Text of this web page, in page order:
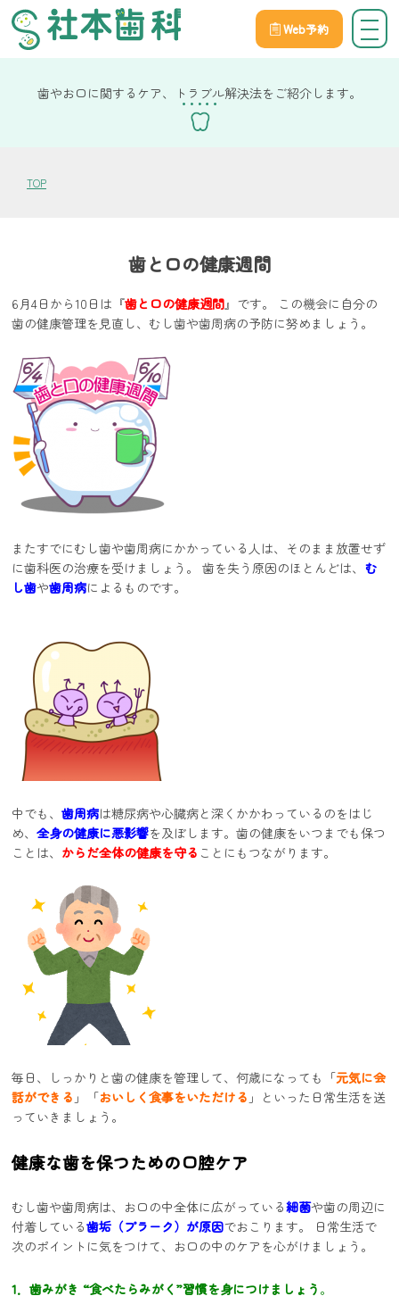
Web予約
院長社本の健康コラム
歯やお口に関するケア、トラブル解決法をご紹介します。
TOP
歯と口の健康週間
6月4日から10日は『歯と口の健康週間』です。 この機会に自分の
歯の健康管理を見直し、むし歯や歯周病の予防に努めましょう。
またすでにむし歯や歯周病にかかっている人は、そのまま放置せず
に歯科医の治療を受けましょう。 歯を失う原因のほとんどは、 む
し歯や歯周病によるものです。
中でも、歯周病は糖尿病や心臓病と深くかかわっているのをはじ
め、全身の健康に悪影響を及ぼします。歯の健康をいつまでも保つ
ことは、 からだ全体の健康を守る ことにもつながります。
毎日、しっかりと歯の健康を管理して、何歳になっても「元気に会
話ができる 」「おいしく食事をいただける 」といった日常生活を送
っていきましょう。
健康な歯を保つための口腔ケア
むし歯や歯周病は、お口の中全体に広がっている細菌や歯の周辺に
付着している歯垢（プラーク）が原因でおこります。 日常生活で
次のポイントに気をつけて、お口の中のケアを心がけましょう。
1．歯みがき “食べたらみがく”習慣を身につけましょう 。